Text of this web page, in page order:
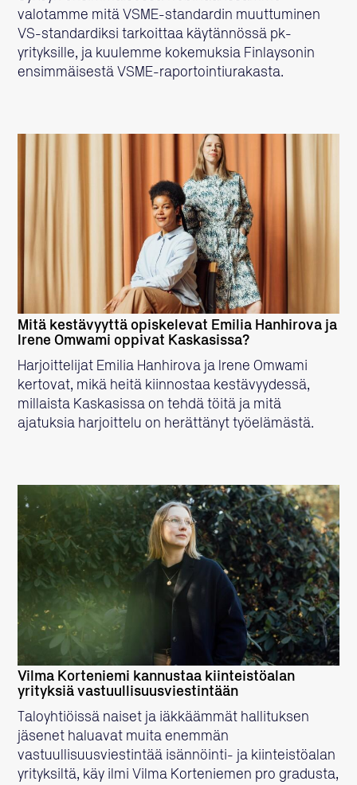
valotamme mitä VSME-standardin muuttuminen
VS-standardiksi tarkoittaa käytännössä pk-
yrityksille, ja kuulemme kokemuksia Finlaysonin
ensimmäisestä VSME-raportointiurakasta.
LUE LISÄÄ
Mitä kestävyyttä opiskelevat Emilia Hanhirova ja
Irene Omwami oppivat Kaskasissa?
Harjoittelijat Emilia Hanhirova ja Irene Omwami
kertovat, mikä heitä kiinnostaa kestävyydessä,
millaista Kaskasissa on tehdä töitä ja mitä
ajatuksia harjoittelu on herättänyt työelämästä.
LUE LISÄÄ
Vilma Korteniemi kannustaa kiinteistöalan
yrityksiä vastuullisuusviestintään
Taloyhtiöissä naiset ja iäkkäämmät hallituksen
jäsenet haluavat muita enemmän
vastuullisuusviestintää isännöinti- ja kiinteistöalan
yrityksiltä, käy ilmi Vilma Korteniemen pro gradusta,